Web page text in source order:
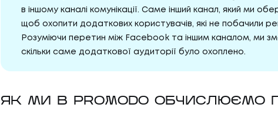
в іншому каналі комунікації. Саме інший канал, який ми
щоб охопити додаткових користувачів, які не побачили
Розуміючи перетин між Facebook та іншим каналом, ми
скільки саме додаткової аудиторії було охоплено.
ЯК МИ В PROMODO ОБЧИСЛЮЄМО